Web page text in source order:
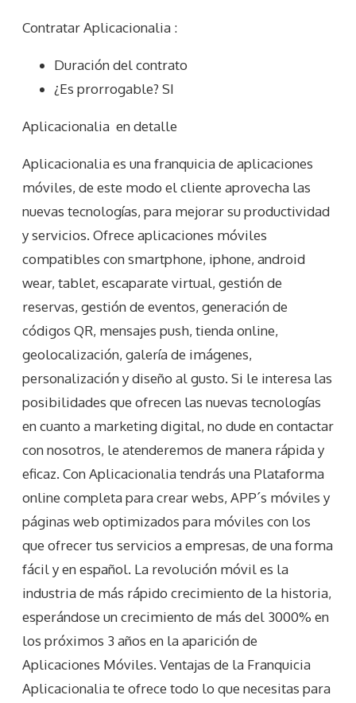
Contratar Aplicacionalia :
Duración del contrato
¿Es prorrogable? SI
Aplicacionalia en detalle
Aplicacionalia es una franquicia de aplicaciones
móviles, de este modo el cliente aprovecha las
nuevas tecnologías, para mejorar su productividad
y servicios. Ofrece aplicaciones móviles
compatibles con smartphone, iphone, android
wear, tablet, escaparate virtual, gestión de
reservas, gestión de eventos, generación de
códigos QR, mensajes push, tienda online,
geolocalización, galería de imágenes,
personalización y diseño al gusto. Si le interesa las
posibilidades que ofrecen las nuevas tecnologías
en cuanto a marketing digital, no dude en contactar
con nosotros, le atenderemos de manera rápida y
eficaz. Con Aplicacionalia tendrás una Plataforma
online completa para crear webs, APP´s móviles y
páginas web optimizados para móviles con los
que ofrecer tus servicios a empresas, de una forma
fácil y en español. La revolución móvil es la
industria de más rápido crecimiento de la historia,
esperándose un crecimiento de más del 3000% en
los próximos 3 años en la aparición de
Aplicaciones Móviles. Ventajas de la Franquicia
Aplicacionalia te ofrece todo lo que necesitas para